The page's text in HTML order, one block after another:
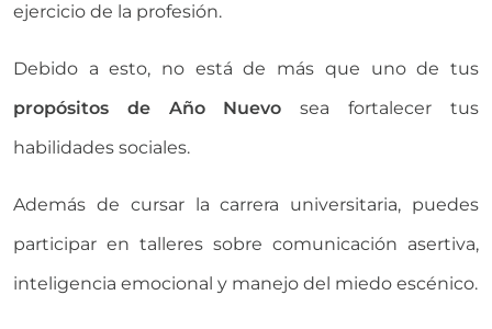
ejercicio de la profesión.
Debido a esto, no está de más que uno de tus
propósitos de Año Nuevo sea fortalecer tus
habilidades sociales.
Además de cursar la carrera universitaria, puedes
participar en talleres sobre comunicación asertiva,
inteligencia emocional y manejo del miedo escénico.